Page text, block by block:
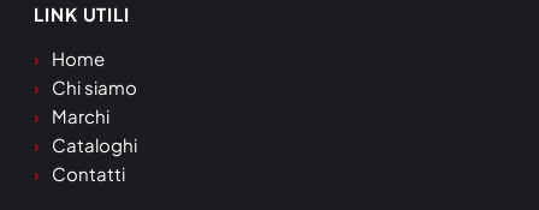
LINK UTILI
Home
Chi siamo
Marchi
Cataloghi
Contatti